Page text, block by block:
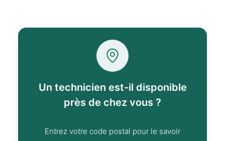
Un technicien est-il disponible
près de chez vous ?
Entrez votre code postal pour le savoir